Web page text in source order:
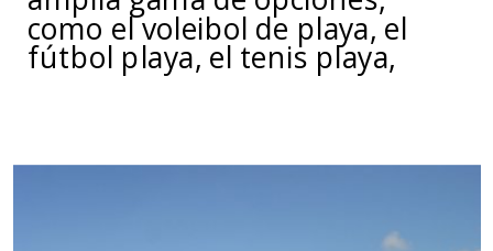
como el voleibol de playa, el
fútbol playa, el tenis playa,